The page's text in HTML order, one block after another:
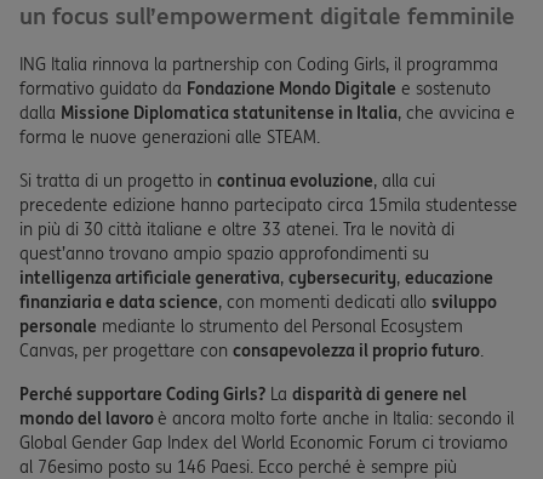
un focus sull’empowerment digitale femminile
ING Italia rinnova la partnership con Coding Girls, il programma
formativo guidato da Fondazione Mondo Digitale e sostenuto
dalla Missione Diplomatica statunitense in Italia, che avvicina e
forma le nuove generazioni alle STEAM.
Si tratta di un progetto in continua evoluzione, alla cui
precedente edizione hanno partecipato circa 15mila studentesse
in più di 30 città italiane e oltre 33 atenei. Tra le novità di
quest’anno trovano ampio spazio approfondimenti su
intelligenza artificiale generativa, cybersecurity, educazione
finanziaria e data science, con momenti dedicati allo sviluppo
personale mediante lo strumento del Personal Ecosystem
Canvas, per progettare con consapevolezza il proprio futuro.
Perché supportare Coding Girls? La disparità di genere nel
mondo del lavoroè ancora molto forte anche in Italia: secondo il
Global Gender Gap Index del World Economic Forum ci troviamo
al 76esimo posto su 146 Paesi. Ecco perché è sempre più